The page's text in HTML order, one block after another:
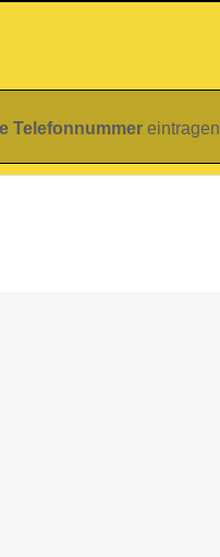
Telefonnummer eintragen